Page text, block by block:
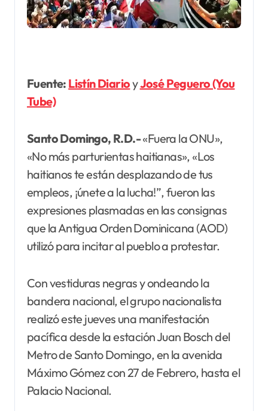
Fuente: Listín DiarioyJosé Peguero (You
Tube)
Santo Domingo, R.D.-«Fuera la ONU»,
«No más parturientas haitianas», «Los
haitianos te están desplazando de tus
empleos, ¡únete a la lucha!”, fueron las
expresiones plasmadas en las consignas
que la Antigua Orden Dominicana (AOD)
utilizó para incitar al pueblo a protestar.
Con vestiduras negras y ondeando la
bandera nacional, el grupo nacionalista
realizó este jueves una manifestación
pacífica desde la estación Juan Bosch del
Metro de Santo Domingo, en la avenida
Máximo Gómez con 27 de Febrero, hasta el
Palacio Nacional.